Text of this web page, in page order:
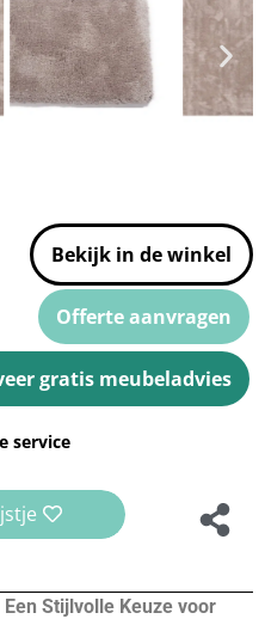
Bekijk in de winkel
Offerte aanvragen
gratis meubeladvies
service
Stijlvolle Keuze voor